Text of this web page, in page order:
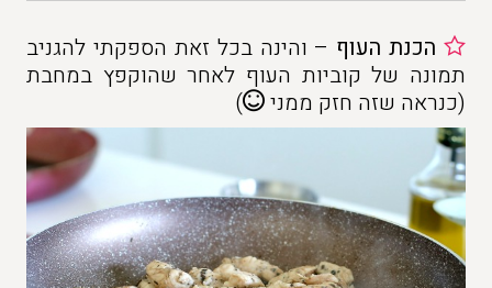
הכנת העוף – והינה בכל זאת הספקתי להגניב
תמונה של קוביות העוף לאחר שהוקפץ במחבת
(כנראה שזה חזק ממני
)